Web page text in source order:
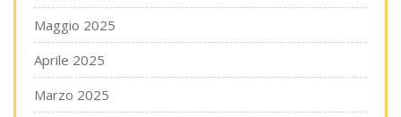
Maggio 2025
Aprile 2025
Marzo 2025